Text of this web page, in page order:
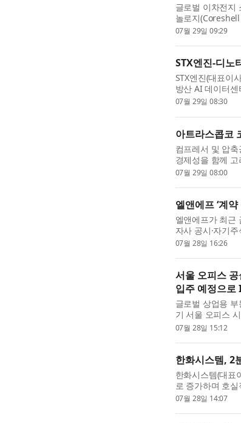
글로벌 이차전지
놀로지
계약을 체결했다
07월 29일 09:29
STX엔진-디노
STX엔진(대표이
방산 AI 데이터
체결했다고 밝혔
07월 29일 08:30
아트라스콥코
컴프레서 및 압
경제성을 함께
VSD’를 국내에
07월 29일 08:00
엘앤에프 ‘계
엘앤에프가 최근
자사 공시·자기
보도설명자료를
07월 28일 16:26
서울 오피스
입주 예정으로
글로벌 상업용
기 서울 오피스
의 전체 공실률은
07월 28일 15:12
한화시스템, 2
한화시스템(대표
로 증가하며 호
출 1조1176억원,
07월 28일 14:07